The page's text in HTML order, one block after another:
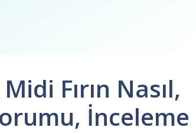
Fırın Nasıl,
İnceleme